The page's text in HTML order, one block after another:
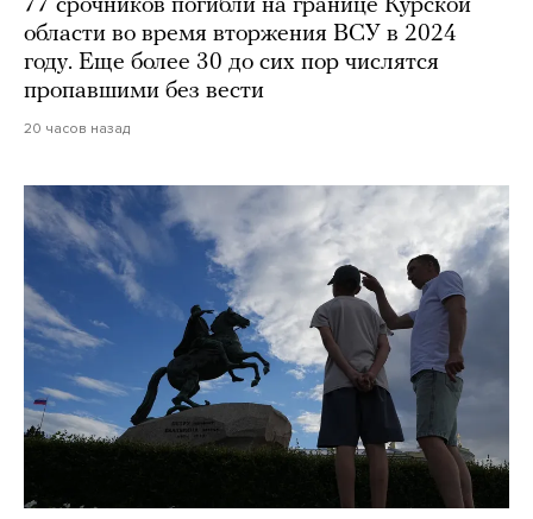
77 срочников погибли на границе Курской
области во время вторжения ВСУ в 2024
году. Еще более 30 до сих пор числятся
пропавшими без вести
20 часов назад